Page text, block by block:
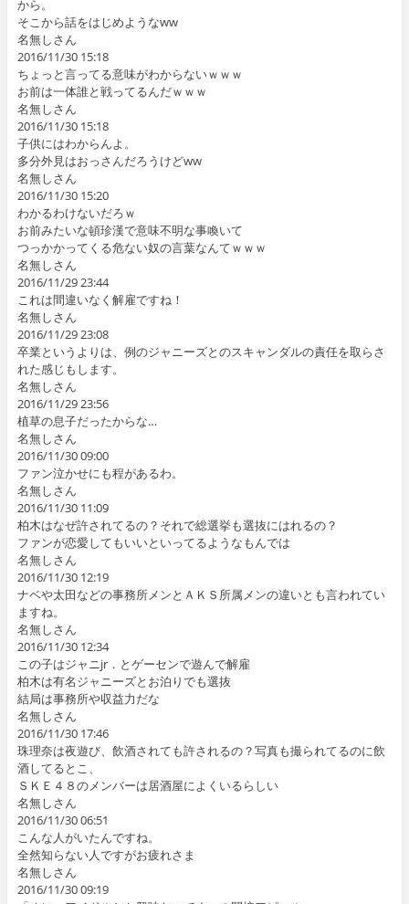
から。
そこから話をはじめようなww
名無しさん
2016/11/30 15:18
ちょっと言ってる意味がわからないｗｗｗ
お前は一体誰と戦ってるんだｗｗｗ
名無しさん
2016/11/30 15:18
子供にはわからんよ。
多分外見はおっさんだろうけどww
名無しさん
2016/11/30 15:20
わかるわけないだろｗ
お前みたいな頓珍漢で意味不明な事喚いて
つっかかってくる危ない奴の言葉なんてｗｗｗ
名無しさん
2016/11/29 23:44
これは間違いなく解雇ですね！
名無しさん
2016/11/29 23:08
卒業というよりは、例のジャニーズとのスキャンダルの責任を取らさ
れた感じもします。
名無しさん
2016/11/29 23:56
植草の息子だったからな…
名無しさん
2016/11/30 09:00
ファン泣かせにも程があるわ。
名無しさん
2016/11/30 11:09
柏木はなぜ許されてるの？それで総選挙も選抜にはれるの？
ファンが恋愛してもいいといってるようなもんでは
名無しさん
2016/11/30 12:19
ナベや太田などの事務所メンとＡＫＳ所属メンの違いとも言われてい
ますね。
名無しさん
2016/11/30 12:34
この子はジャニjr．とゲーセンで遊んで解雇
柏木は有名ジャニーズとお泊りでも選抜
結局は事務所や収益力だな
名無しさん
2016/11/30 17:46
珠理奈は夜遊び、飲酒されても許されるの？写真も撮られてるのに飲
酒してるとこ、
ＳＫＥ４８のメンバーは居酒屋によくいるらしい
名無しさん
2016/11/30 06:51
こんな人がいたんですね。
全然知らない人ですがお疲れさま
名無しさん
2016/11/30 09:19